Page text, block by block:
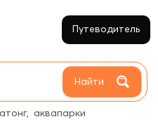
Найти
аквапарки
Путеводитель